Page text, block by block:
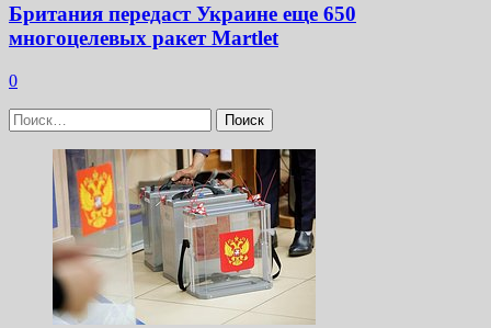
Британия передаст Украине еще 650
многоцелевых ракет Martlet
0
Найти: